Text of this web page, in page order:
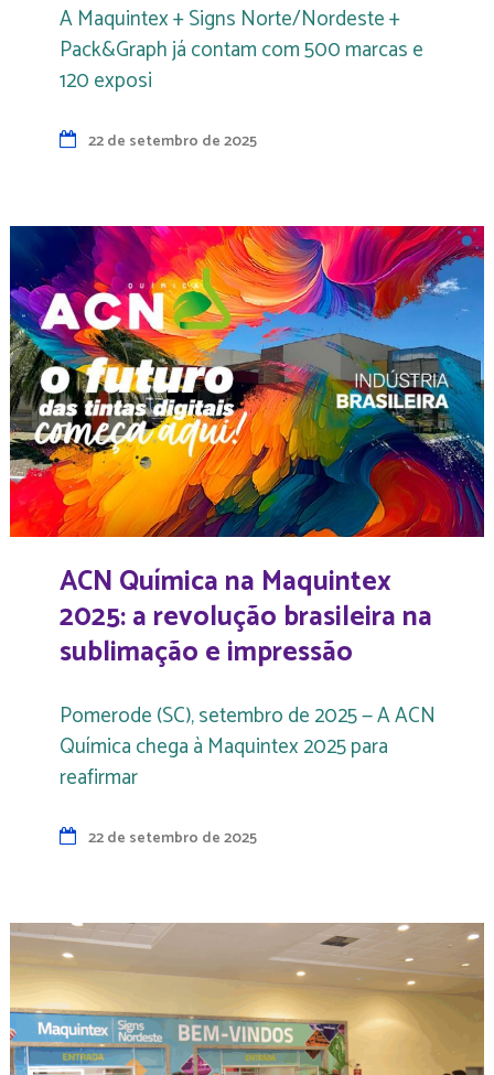
A Maquintex + Signs Norte/Nordeste +
Pack&Graph já contam com 500 marcas e
120 exposi
22 de setembro de 2025
ACN Química na Maquintex
2025: a revolução brasileira na
sublimação e impressão
Pomerode (SC), setembro de 2025 — A ACN
Química chega à Maquintex 2025 para
reafirmar
22 de setembro de 2025